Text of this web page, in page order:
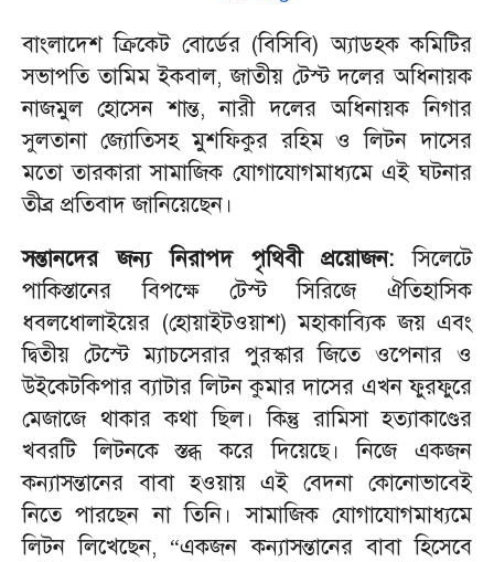
বাংলাদেশ ক্রিকেট বোর্ডের (বিসিবি) অ্যাডহক কমিটির
সভাপতি তামিম ইকবাল, জাতীয় টেস্ট দলের অধিনায়ক
নাজমুল হোসেন শান্ত, নারী দলের অধিনায়ক নিগার
সুলতানা জ্যোতিসহ মুশফিকুর রহিম ও লিটন দাসের
মতো তারকারা সামাজিক যোগাযোগমাধ্যমে এই ঘটনার
তীব্র প্রতিবাদ জানিয়েছেন।
সন্তানদের জন্য নিরাপদ পৃথিবী প্রয়োজন: সিলেটে
পাকিস্তানের বিপক্ষে টেস্ট সিরিজে ঐতিহাসিক
ধবলধোলাইয়ের (হোয়াইটওয়াশ) মহাকাব্যিক জয় এবং
দ্বিতীয় টেস্টে ম্যাচসেরার পুরস্কার জিতে ওপেনার ও
উইকেটকিপার ব্যাটার লিটন কুমার দাসের এখন ফুরফুরে
মেজাজে থাকার কথা ছিল। কিন্তু রামিসা হত্যাকাণ্ডের
খবরটি লিটনকে স্তব্ধ করে দিয়েছে। নিজে একজন
কন্যাসন্তানের বাবা হওয়ায় এই বেদনা কোনোভাবেই
নিতে পারছেন না তিনি। সামাজিক যোগাযোগমাধ্যমে
লিটন লিখেছেন, “একজন কন্যাসন্তানের বাবা হিসেবে